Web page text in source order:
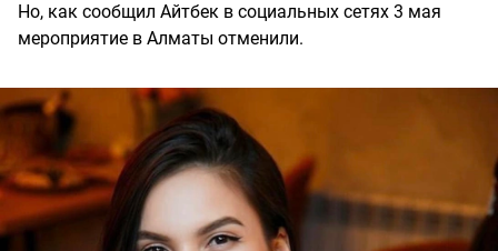
Но, как сообщил Айтбек в социальных сетях 3 мая
мероприятие в Алматы отменили.